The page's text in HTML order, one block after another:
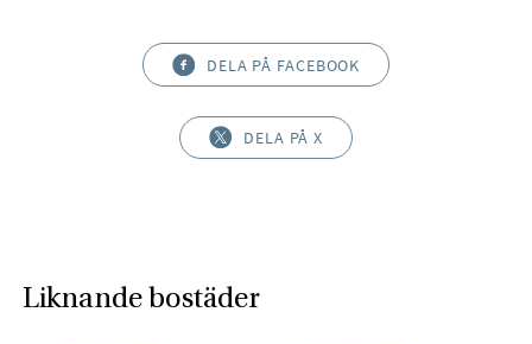
DELA PÅ FACEBOOK
DELA PÅ X
Liknande bostäder